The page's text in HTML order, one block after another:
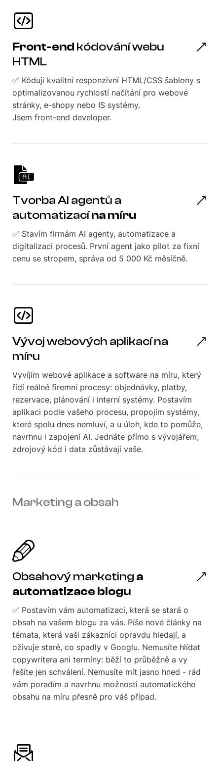
Front-end kódování webu
HTML
✅ Kóduji kvalitní responzivní HTML/CSS šablony s
optimalizovanou rychlostí načítání pro webové
stránky, e-shopy nebo IS systémy.
Jsem front-end developer.
Tvorba AI agentů a
automatizacína míru
✅ Stavím firmám AI agenty, automatizace a
digitalizaci procesů. První agent jako pilot za fixní
cenu se stropem, správa od 5 000 Kč měsíčně.
Vývoj webových aplikací na
míru
Vyvíjím webové aplikace a software na míru, který
řídí reálné firemní procesy: objednávky, platby,
rezervace, plánování i interní systémy. Postavím
aplikaci podle vašeho procesu, propojím systémy,
které spolu dnes nemluví, a u úloh, kde to pomůže,
navrhnu i zapojení AI. Jednáte přímo s vývojářem,
zdrojový kód i data zůstávají vaše.
Marketing a obsah
Obsahový marketing a
automatizace blogu
✅ Postavím vám automatizaci, která se stará o
obsah na vašem blogu za vás. Píše nové články na
témata, která vaši zákazníci opravdu hledají, a
oživuje staré, co spadly v Googlu. Nemusíte hlídat
copywritera ani termíny: běží to průběžně a vy
řešíte jen schválení. Nemusíte mít jasno hned - rád
vám poradím a navrhnu možnosti automatického
obsahu na míru přesně pro váš případ.